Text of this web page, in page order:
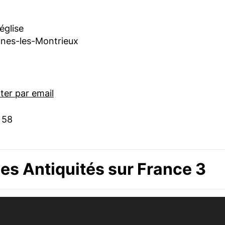
les-Montrieux
par email
Antiquités sur France 3